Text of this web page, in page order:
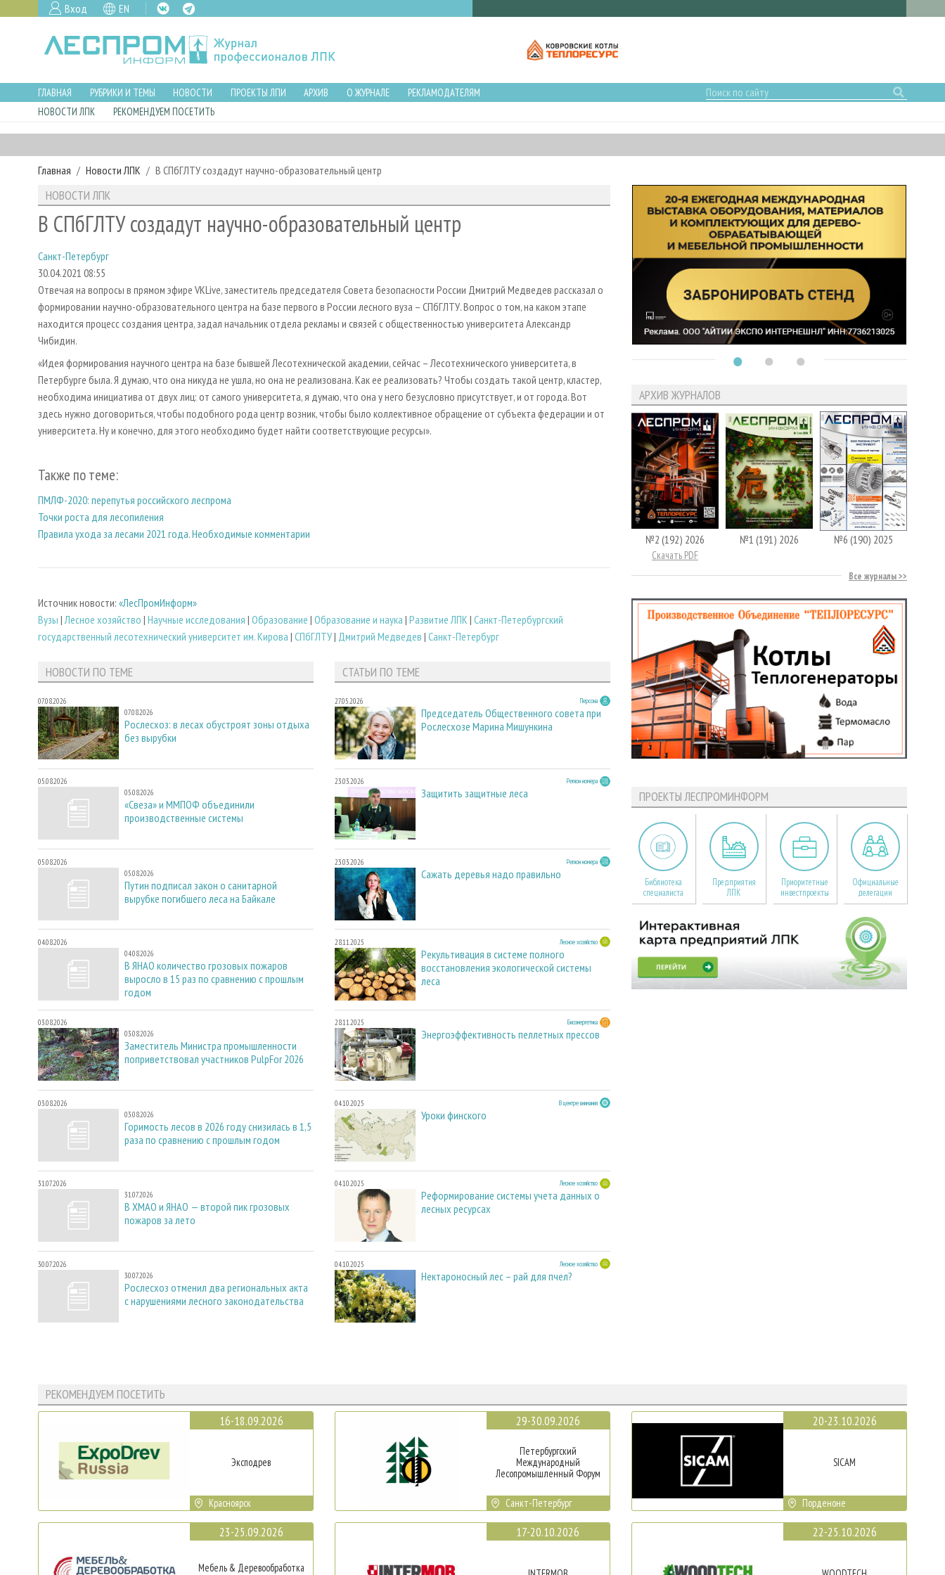
Вход EN
ГЛАВНАЯ РУБРИКИ И ТЕМЫ НОВОСТИ ПРОЕКТЫ ЛПИ АРХИВ О ЖУРНАЛЕ
РЕКЛАМОДАТЕЛЯМ
НОВОСТИ ЛПК
РЕКОМЕНДУЕМ ПОСЕТИТЬ
Главная Новости ЛПК В СПбГЛТУ создадут научно-образовательный центр
НОВОСТИ ЛПК
В СПбГЛТУ создадут научно-образовательный центр
Санкт-Петербург
30.04.2021 08:55
Отвечая на вопросы в прямом эфире VKLive, заместитель председателя Совета безопасности России Дмитрий Медведев рассказал о
формировании научно-образовательного центра на базе первого в России лесного вуза – СПбГЛТУ. Вопрос о том, на каком этапе
находится процесс создания центра, задал начальник отдела рекламы и связей с общественностью университета Александр
Чибидин.
«Идея формирования научного центра на базе бывшей Лесотехнической академии, сейчас – Лесотехнического университета, в
Петербурге была. Я думаю, что она никуда не ушла, но она не реализована. Как ее реализовать? Чтобы создать такой центр, кластер,
необходима инициатива от двух лиц: от самого университета, я думаю, что она у него безусловно присутствует, и от города. Вот
здесь нужно договориться, чтобы подобного рода центр возник, чтобы было коллективное обращение от субъекта федерации и от
университета. Ну и конечно, для этого необходимо будет найти соответствующие ресурсы».
Также по теме:
ПМЛФ-2020: перепутья российского леспрома
Точки роста для лесопиления
Правила ухода за лесами 2021 года. Необходимые комментарии
Источник новости: «ЛесПромИнформ»
Вузы |Лесное хозяйство | Научные исследования | Образование | Образование и наука | Развитие ЛПК | Санкт-Петербургский
государственный лесотехнический университет им. Кирова | СПбГЛТУ| Дмитрий Медведев | Санкт-Петербург
НОВОСТИ ПО ТЕМЕ
07.08.2026
07.08.2026
Рослесхоз: в лесах обустроят зоны отдыха
без вырубки
05.08.2026
05.08.2026
«Свеза» и ММПОФ объединили
производственные системы
05.08.2026
05.08.2026
Путин подписал закон о санитарной
вырубке погибшего леса на Байкале
04.08.2026
04.08.2026
В ЯНАО количество грозовых пожаров
выросло в 15 раз по сравнению с прошлым
годом
03.08.2026
03.08.2026
Заместитель Министра промышленности
поприветствовал участников PulpFor 2026
03.08.2026
03.08.2026
Горимость лесов в 2026 году снизилась в 1,5
раза по сравнению с прошлым годом
31.07.2026
31.07.2026
В ХМАО и ЯНАО — второй пик грозовых
пожаров за лето
30.07.2026
30.07.2026
Рослесхоз отменил два региональных акта
с нарушениями лесного законодательства
СТАТЬИ ПО ТЕМЕ
27.05.2026 Персона
Председатель Общественного совета при
Рослесхозе Марина Мишункина
23.03.2026 Регион номера
Защитить защитные леса
23.03.2026 Регион номера
Сажать деревья надо правильно
28.11.2025 Лесное хозяйство
Рекультивация в системе полного
восстановления экологической системы
леса
28.11.2025 Биоэнергетика
Энергоэффективность пеллетных прессов
04.10.2025 В центре внимания
Уроки финского
04.10.2025 Лесное хозяйство
Реформирование системы учета данных о
лесных ресурсах
04.10.2025 Лесное хозяйство
Нектароносный лес – рай для пчел?
АРХИВ ЖУРНАЛОВ
№2 (192) 2026
Скачать PDF
№1 (191) 2026 №6 (190) 2025
Все журналы
ПРОЕКТЫ ЛЕСПРОМИНФОРМ
Библиотека
специалиста
Предприятия
ЛПК
Приоритетные
инвестпроекты
Официальные
делегации
РЕКОМЕНДУЕМ ПОСЕТИТЬ
16-18.09.2026
Эксподрев
Красноярск
23-25.09.2026
Мебель & Деревообработка
29-30.09.2026
Петербургский
Международный
Лесопромышленный Форум
Санкт-Петербург
17-20.10.2026
20-23.10.2026
SICAM
Порденоне
22-25.10.2026